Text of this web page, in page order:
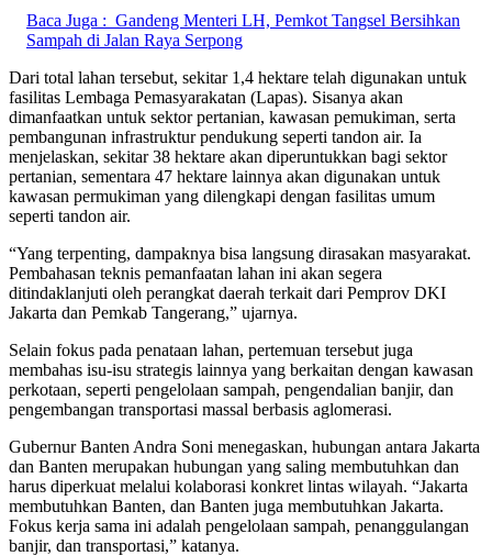
Baca Juga : Gandeng Menteri LH, Pemkot Tangsel Bersihkan
Sampah di Jalan Raya Serpong
Dari total lahan tersebut, sekitar 1,4 hektare telah digunakan untuk
fasilitas Lembaga Pemasyarakatan (Lapas). Sisanya akan
dimanfaatkan untuk sektor pertanian, kawasan pemukiman, serta
pembangunan infrastruktur pendukung seperti tandon air. Ia
menjelaskan, sekitar 38 hektare akan diperuntukkan bagi sektor
pertanian, sementara 47 hektare lainnya akan digunakan untuk
kawasan permukiman yang dilengkapi dengan fasilitas umum
seperti tandon air.
“Yang terpenting, dampaknya bisa langsung dirasakan masyarakat.
Pembahasan teknis pemanfaatan lahan ini akan segera
ditindaklanjuti oleh perangkat daerah terkait dari Pemprov DKI
Jakarta dan Pemkab Tangerang,” ujarnya.
Selain fokus pada penataan lahan, pertemuan tersebut juga
membahas isu-isu strategis lainnya yang berkaitan dengan kawasan
perkotaan, seperti pengelolaan sampah, pengendalian banjir, dan
pengembangan transportasi massal berbasis aglomerasi.
Gubernur Banten Andra Soni menegaskan, hubungan antara Jakarta
dan Banten merupakan hubungan yang saling membutuhkan dan
harus diperkuat melalui kolaborasi konkret lintas wilayah. “Jakarta
membutuhkan Banten, dan Banten juga membutuhkan Jakarta.
Fokus kerja sama ini adalah pengelolaan sampah, penanggulangan
banjir, dan transportasi,” katanya.